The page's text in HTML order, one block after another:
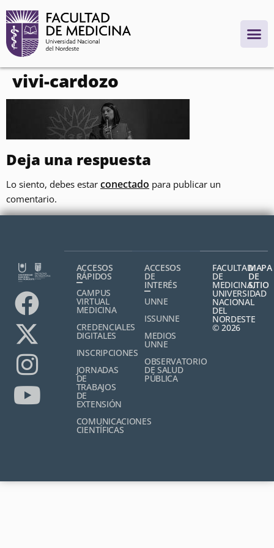
contenido
vivi-cardozo
Deja una respuesta
Lo siento, debes estar conectado para publicar un
comentario.
ACCESOS
RÁPIDOS
CAMPUS
VIRTUAL
MEDICINA
CREDENCIALES
DIGITALES
INSCRIPCIONES
JORNADAS
DE
TRABAJOS
DE
EXTENSIÓN
COMUNICACIONES
CIENTÍFICAS
ACCESOS
DE
INTERÉS
UNNE
ISSUNNE
MEDIOS
UNNE
OBSERVATORIO
DE SALUD
PÚBLICA
FACULTAD
DE
MEDICINA,
UNIVERSIDAD
NACIONAL
DEL
NORDESTE
© 2026
MAPA
DE
SITIO